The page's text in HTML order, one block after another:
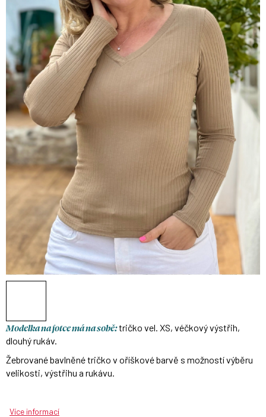
Modelka na fotce má na sobě:tričko vel. XS, véčkový výstřih,
dlouhý rukáv.
Žebrované bavlněné tričko v oříškové barvě s možností výběru
velikosti, výstřihu a rukávu.
Více informací